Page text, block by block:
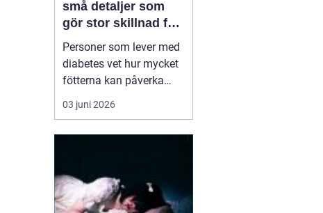
små detaljer som
gör stor skillnad för
känsliga fötter
Personer som lever med
diabetes vet hur mycket
fötterna kan påverka
vardagen. Nedsatt
känsel, sämre
kan utvecklas till ett
större sår. I den
03 juni 2026